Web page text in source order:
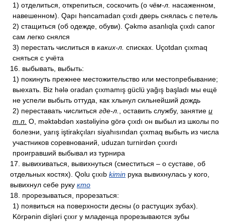
1) отделиться, открепиться, соскочить (о чём-л. насаженном,
навешенном). Qapı həncamadan çıxdı дверь снялась с петель
2) стащиться (об одежде, обуви). Çəkmə asanlıqla çıxdı сапог
сам легко снялся
3) перестать числиться в каких-л. списках. Uçotdan çıxmaq
сняться с учёта
16. выбывать, выбыть:
1) покинуть прежнее местожительство или местопребывание;
выехать. Biz hələ oradan çıxmamış güclü yağış başladı мы ещё
не успели выбыть оттуда, как хлынул сильнейший дождь
2) переставать числиться где-л. , оставить службу, занятие и
т.п. O, məktəbdən xəstəliyinə görə çıxdı он выбыл из школы по
болезни, yarış iştirakçıları siyahısından çıxmaq выбыть из числа
участников соревнований, uduzan turnirdən çıxırdı
проигравший выбывал из турнира
17. вывихиваться, вывихнуться (сместиться – о суставе, об
отдельных костях). Qolu çıxıb kimin рука вывихнулась у кого,
вывихнул себе руку кто
18. прорезываться, прорезаться:
1) появиться на поверхности десны (о растущих зубах).
Körpənin dişləri çıxır у младенца прорезываются зубы